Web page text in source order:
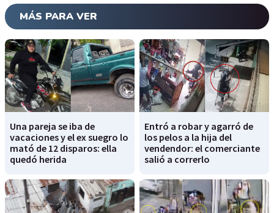
MÁS PARA VER
Una pareja se iba de
vacaciones y el ex suegro lo
mató de 12 disparos: ella
quedó herida
Entró a robar y agarró de
los pelos a la hija del
vendendor: el comerciante
salió a correrlo